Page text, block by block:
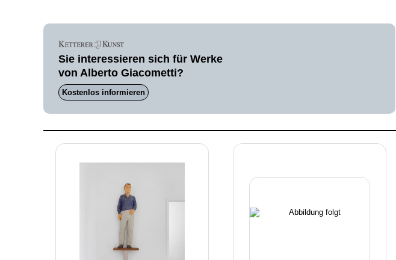
Sie interessieren sich für Werke
von Alberto Giacometti?
Kostenlos informieren